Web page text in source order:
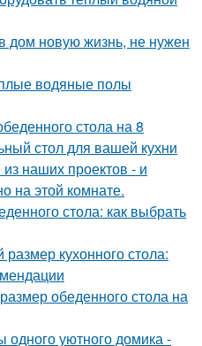
дом новую жизнь, не нужен
водяные полы
стола на 8
стол для вашей кухни
наших проектов - и
на этой комнате.
стола: как выбрать
кухонного стола:
обеденного стола на
уютного домика -